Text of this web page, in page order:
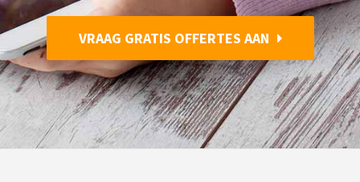
VRAAG GRATIS OFFERTES AAN